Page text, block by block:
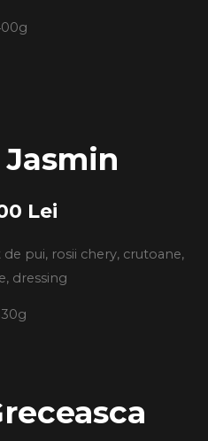
Lei
pui, rosii chery, crutoane,
dressing